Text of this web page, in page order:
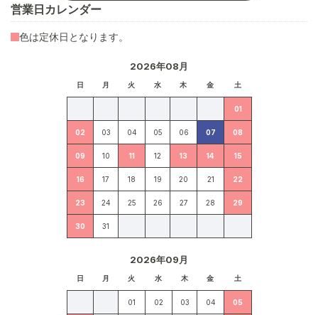
営業日カレンダー
2026年08月
日 月 火 水 木 金 土
01
02 03 04 05 06 07 08
09 10 11 12 13 14 15
16 17 18 19 20 21 22
23 24 25 26 27 28 29
30 31
2026年09月
日 月 火 水 木 金 土
01 02 03 04 05
色は定休日となります。